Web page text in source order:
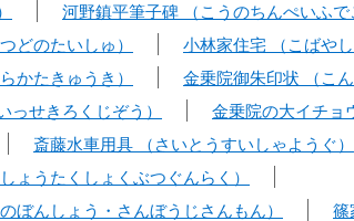
河野鎮平筆子碑 （こうのちんぺいふで
どのたいしゅ）
小林家住宅 （こばやし
かたきゅうき）
金乗院御朱印状 （こ
せきろくじぞう）
金乗院の大イチョ
斎藤水車用具 （さいとうすいしゃようぐ）
ょうたくしょくぶつぐんらく）
ぼんしょう・さんぼうじさんもん）
篠